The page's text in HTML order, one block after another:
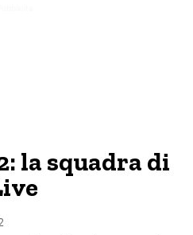
la squadra di